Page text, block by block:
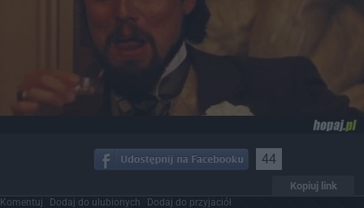
44
Kopiuj link
Komentuj Dodaj do ulubionych Dodaj do przyjaciół